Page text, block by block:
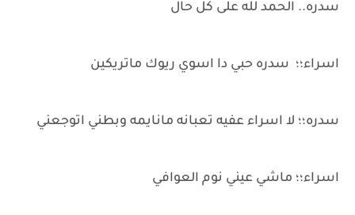
سدره.. الحمد لله على كل حال
اسراء؛؛ سدره حبي دا اسوي ريوك ماتريكين
سدره؛؛ لا اسراء عفيه تعبانه مانايمه وبطني اتوجعني
اسراء؛؛ ماشي عيني نوم العوافي